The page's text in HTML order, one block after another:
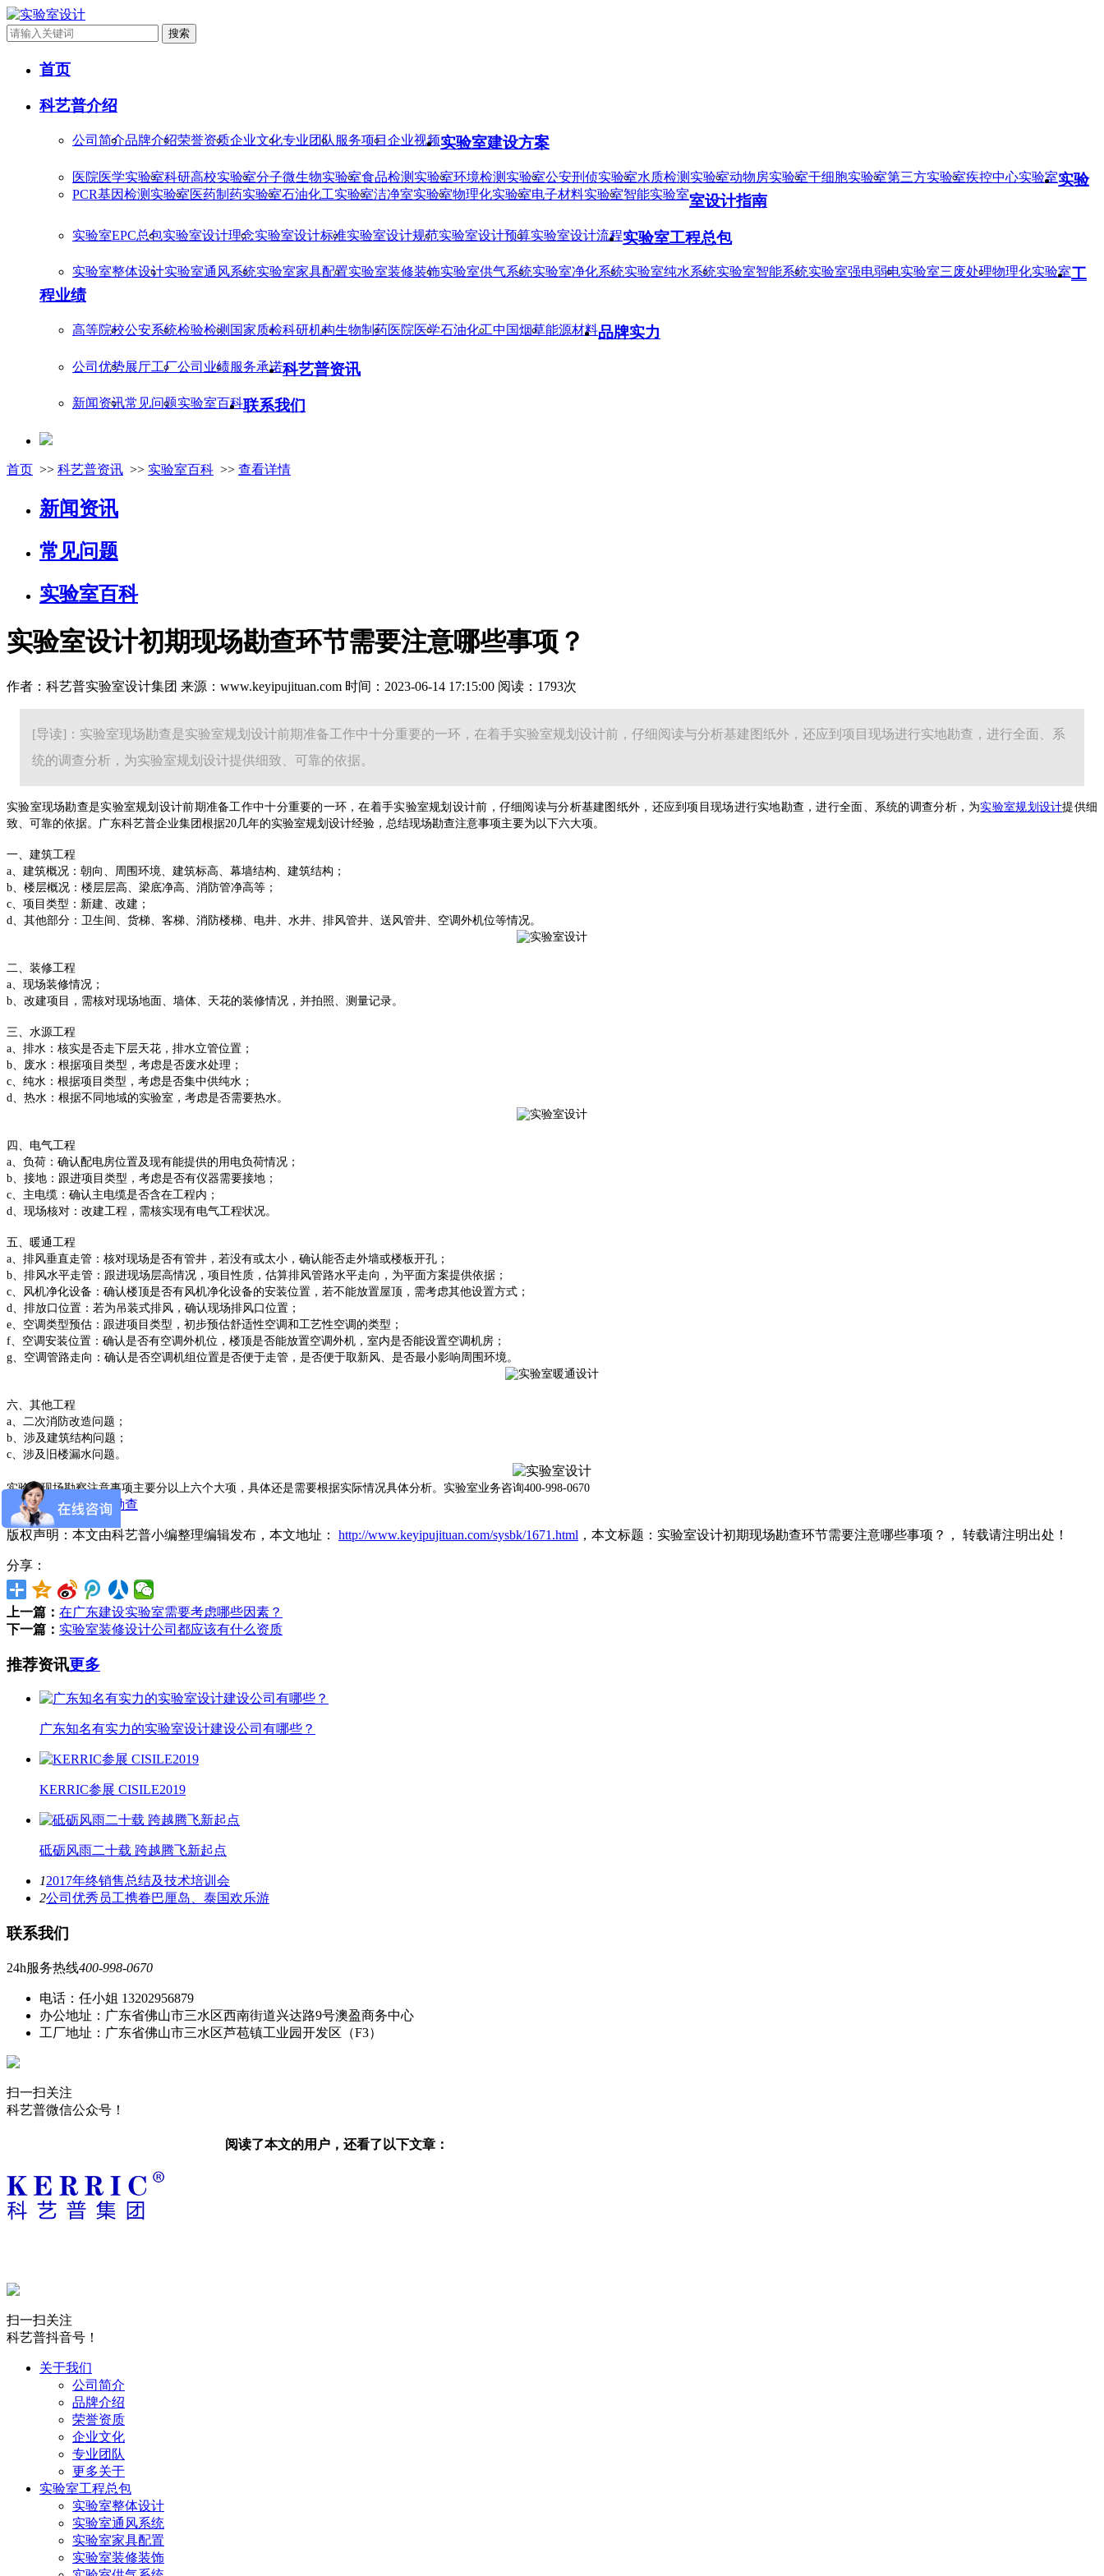
搜索
首页
科艺普介绍
公司简介品牌介绍荣誉资质企业文化专业团队 服务项目 企业视频实验室建设方案
医院医学实验室科研高校实验室分子微生物实验室食品检测实验室环境检测实验室公安刑侦实验室水质检测实验室动物房实验室干细胞实验室第三方实验室疾控中心实验室
PCR基因检测实验室医药制药实验室石油化工实验室洁净室实验室物理化实验室电子材料实验室智能实验室
实验
室设计指南
实验室EPC总包实验室设计理念实验室设计标准实验室设计规范实验室设计预算实验室设计流程实验室工程总包
实验室整体设计实验室通风系统实验室家具配置实验室装修装饰实验室供气系统实验室净化系统实验室纯水系统实验室智能系统实验室强电弱电实验室三废处理物理化实验室工
程业绩
高等院校公安系统检验检测 国家质检科研机构生物制药医院医学石油化工中国烟草能源材料品牌实力
公司优势展厅工厂公司业绩服务承诺科艺普资讯
新闻资讯常见问题实验室百科联系我们
首页 >> 科艺普资讯 >> 实验室百科 >> 查看详情
新闻资讯
常见问题
实验室百科
实验室设计初期现场勘查环节需要注意哪些事项？
作者：科艺普实验室设计集团 来源：www.keyipujituan.com 时间：2023-06-14 17:15:00 阅读：1793次
[导读]：实验室现场勘查是实验室规划设计前期准备工作中十分重要的一环，在着手实验室规划设计前，仔细阅读与分析基建图纸外，还应到项目现场进行实地勘查，进行全面、系
统的调查分析，为实验室规划设计提供细致、可靠的依据。
实验室现场勘查是实验室规划设计前期准备工作中十分重要的一环，在着手实验室规划设计前，仔细阅读与分析基建图纸外，还应到项目现场进行实地勘查，进行全面、系统的调查分析，为实验室规划设计提供细
致、可靠的依据。广东科艺普企业集团 根据20几年的实验室规划设计经验，总结现场勘查注意事项主要为以下六大项。
一、建筑工程
a、建筑概况：朝向、周围环境、建筑标高、幕墙结构、建筑结构；
b、楼层概况：楼层层高、梁底净高、消防管净高等；
c、项目类型：新建、改建；
d、其他部分：卫生间、货梯、客梯、消防楼梯、电井、水井、排风管井、送风管井、空调外机位等情况。
二、装修工程
a、现场装修情况；
b、改建项目，需核对现场地面、墙体、天花的装修情况，并拍照、测量记录。
三、水源工程
a、排水：核实是否走下层天花，排水立管位置；
b、废水：根据项目类型，考虑是否废水处理；
c、纯水：根据项目类型，考虑是否集中供纯水；
d、热水：根据不同地域的实验室，考虑是否需要热水。
四、电气工程
a、负荷：确认配电房位置及现有能提供的用电负荷情况；
b、接地：跟进项目类型，考虑是否有仪器需要接地；
c、主电缆：确认主电缆是否含在工程内；
d、现场核对：改建工程，需核实现有电气工程状况。
五、暖通工程
a、排风垂直走管：核对现场是否有管井，若没有或太小，确认能否走外墙或楼板开孔；
b、排风水平走管：跟进现场层高情况，项目性质，估算排风管路水平走向，为平面方案提供依据；
c、风机净化设备：确认楼顶是否有风机净化设备的安装位置，若不能放置屋顶，需考虑其他设置方式；
d、排放口位置：若为吊装式排风，确认现场排风口位置；
e、空调类型预估：跟进项目类型，初步预估舒适性空调和工艺性空调的类型；
f、空调安装位置：确认是否有空调外机位，楼顶是否能放置空调外机，室内是否能设置空调机房；
g、空调管路走向：确认是否空调机组位置是否便于走管，是否便于取新风、是否最小影响周围环境。
六、其他工程
a、二次消防改造问题；
b、涉及建筑结构问题；
c、涉及旧楼漏水问题。
实验室现场勘察注意事项主要分以上六个大项，具体还是需要根据实际情况具体分析。实验室业务咨询400-998-0670
标签： 实验室现场勘查
版权声明：本文由科艺普小编整理编辑发布，本文地址： http://www.keyipujituan.com/sysbk/1671.html ，本文标题：实验室设计初期现场勘查环节需要注意哪些事项？， 转载请注明出处！
分享：
上一篇： 在广东建设实验室需要考虑哪些因素？
下一篇： 实验室装修设计公司都应该有什么资质
推荐资讯更多
广东知名有实力的实验室设计建设公司有哪些？
KERRIC参展 CISILE2019
砥砺风雨二十载 跨越腾飞新起点
12017年终销售总结及技术培训会
2公司优秀员工携眷巴厘岛、泰国欢乐游
联系我们
24h服务热线400-998-0670
电话：任小姐 13202956879
办公地址：广东省佛山市三水区西南街道兴达路9号澳盈商务中心
工厂地址：广东省佛山市三水区芦苞镇工业园开发区（F3）
扫一扫关注
科艺普微信公众号！
阅读了本文的用户，还看了以下文章：
扫一扫关注
科艺普抖音号！
关于我们
公司简介
品牌介绍
荣誉资质
企业文化
专业团队
更多关于
实验室工程总包
实验室整体设计
实验室通风系统
实验室家具配置
实验室装修装饰